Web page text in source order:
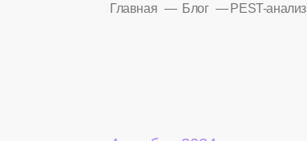
Главная Блог PEST-анализ